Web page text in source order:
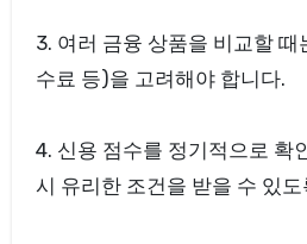
3. 여러 금융 상품을 비교할 때
수료 등)을 고려해야 합니다.
4. 신용 점수를 정기적으로 확
시 유리한 조건을 받을 수 있도